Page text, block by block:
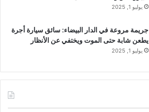
يوليو 1, 2025
جريمة مروعة في الدار البيضاء: سائق سيارة أجرة
يطعن شابة حتى الموت ويختفي عن الأنظار
يوليو 1, 2025